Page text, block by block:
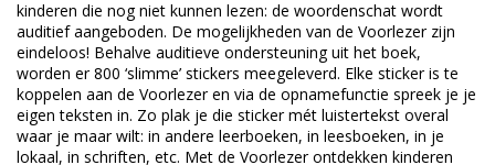
kinderen die nog niet kunnen lezen: de woordenschat wordt
auditief aangeboden. De mogelijkheden van de Voorlezer zijn
eindeloos! Behalve auditieve ondersteuning uit het boek,
worden er 800 ‘slimme’ stickers meegeleverd. Elke sticker is te
koppelen aan de Voorlezer en via de opnamefunctie spreek je je
eigen teksten in. Zo plak je die sticker mét luistertekst overal
waar je maar wilt: in andere leerboeken, in leesboeken, in je
lokaal, in schriften, etc. Met de Voorlezer ontdekken kinderen